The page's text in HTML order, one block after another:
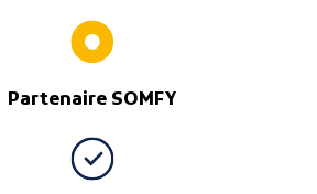
Partenaire SOMFY